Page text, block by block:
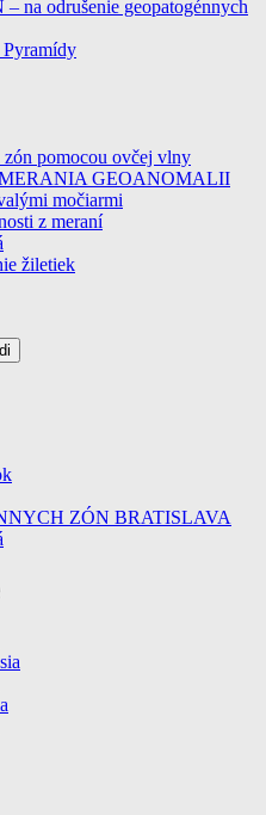
na odrušenie geopatogénnych
Pyramídy
zón pomocou ovčej vlny
GEOANOMALII
močiarmi
z meraní
žiletiek
ZÓN BRATISLAVA